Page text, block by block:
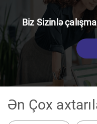
Biz Sizinlə
Ən Çox